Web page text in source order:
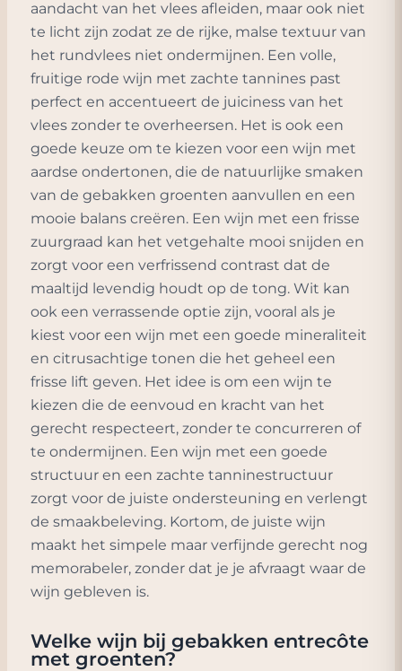
aandacht van het vlees afleiden, maar ook niet
te licht zijn zodat ze de rijke, malse textuur van
het rundvlees niet ondermijnen. Een volle,
fruitige rode wijn met zachte tannines past
perfect en accentueert de juiciness van het
vlees zonder te overheersen. Het is ook een
goede keuze om te kiezen voor een wijn met
aardse ondertonen, die de natuurlijke smaken
van de gebakken groenten aanvullen en een
mooie balans creëren. Een wijn met een frisse
zuurgraad kan het vetgehalte mooi snijden en
zorgt voor een verfrissend contrast dat de
maaltijd levendig houdt op de tong. Wit kan
ook een verrassende optie zijn, vooral als je
kiest voor een wijn met een goede mineraliteit
en citrusachtige tonen die het geheel een
frisse lift geven. Het idee is om een wijn te
kiezen die de eenvoud en kracht van het
gerecht respecteert, zonder te concurreren of
te ondermijnen. Een wijn met een goede
structuur en een zachte tanninestructuur
zorgt voor de juiste ondersteuning en verlengt
de smaakbeleving. Kortom, de juiste wijn
maakt het simpele maar verfijnde gerecht nog
memorabeler, zonder dat je je afvraagt waar de
wijn gebleven is.
Welke wijn bij gebakken entrecôte
met groenten?